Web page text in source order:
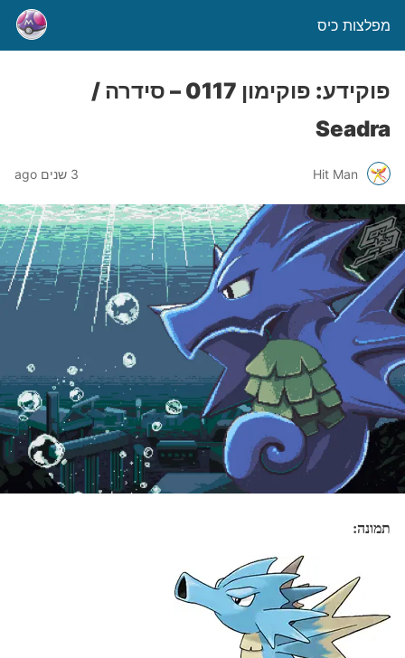
מפלצות כיס
פוקידע: פוקימון 0117 – סידרה /
Seadra
Hit Man 3 שנים ago
תמונה: